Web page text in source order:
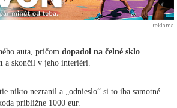
reklama
auta, pričom dopadol na čelné sklo
a skončil v jeho interiéri.
nikto nezranil a „odnieslo“ si to iba samotné
približne 1000 eur.